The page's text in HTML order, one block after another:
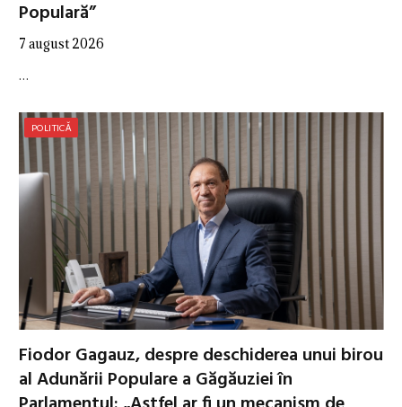
Populară”
7 august 2026
…
POLITICĂ
Fiodor Gagauz, despre deschiderea unui birou
al Adunării Populare a Găgăuziei în